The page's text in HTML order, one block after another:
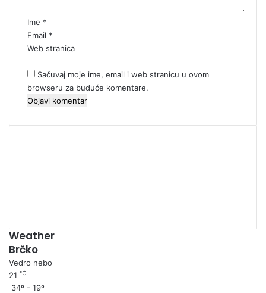
*Ime *
Email *
Web stranica
Sačuvaj moje ime, email i web stranicu u ovom
browseru za buduće komentare.
Weather
Brčko
Vedro nebo
21 ℃
34º - 19º